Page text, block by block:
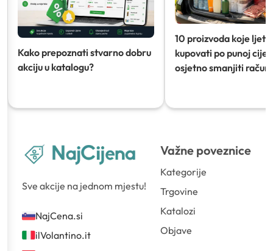
Kako prepoznati stvarno dobru
akciju u katalogu?
10 proizvoda koje ljeti
kupovati po punoj
osjetno smanjiti račun)
Sve akcije na jednom mjestu!
NajCena.si
ilVolantino.it
Važne poveznice
Kategorije
Trgovine
Katalozi
Objave